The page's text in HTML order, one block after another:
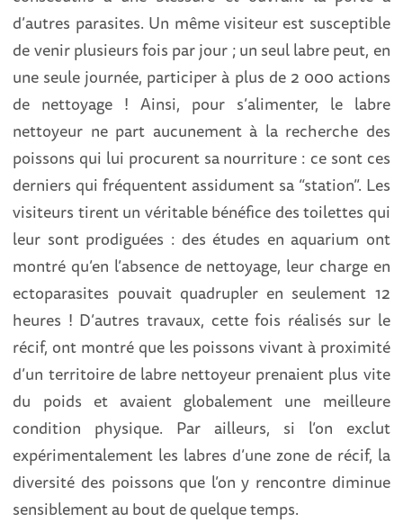
d’autres parasites. Un même visiteur est susceptible
de venir plusieurs fois par jour ; un seul labre peut, en
une seule journée, participer à plus de 2 000 actions
de nettoyage ! Ainsi, pour s’alimenter, le labre
nettoyeur ne part aucunement à la recherche des
poissons qui lui procurent sa nourriture : ce sont ces
derniers qui fréquentent assidument sa “station”. Les
visiteurs tirent un véritable bénéfice des toilettes qui
leur sont prodiguées : des études en aquarium ont
montré qu’en l’absence de nettoyage, leur charge en
ectoparasites pouvait quadrupler en seulement 12
heures ! D’autres travaux, cette fois réalisés sur le
récif, ont montré que les poissons vivant à proximité
d’un territoire de labre nettoyeur prenaient plus vite
du poids et avaient globalement une meilleure
condition physique. Par ailleurs, si l’on exclut
expérimentalement les labres d’une zone de récif, la
diversité des poissons que l’on y rencontre diminue
sensiblement au bout de quelque temps.